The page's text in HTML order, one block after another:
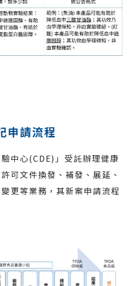
申請流程
中心(CDE)」受託辦理健康
可文件換發、補發、展延、
更等業務，其新案申請流程